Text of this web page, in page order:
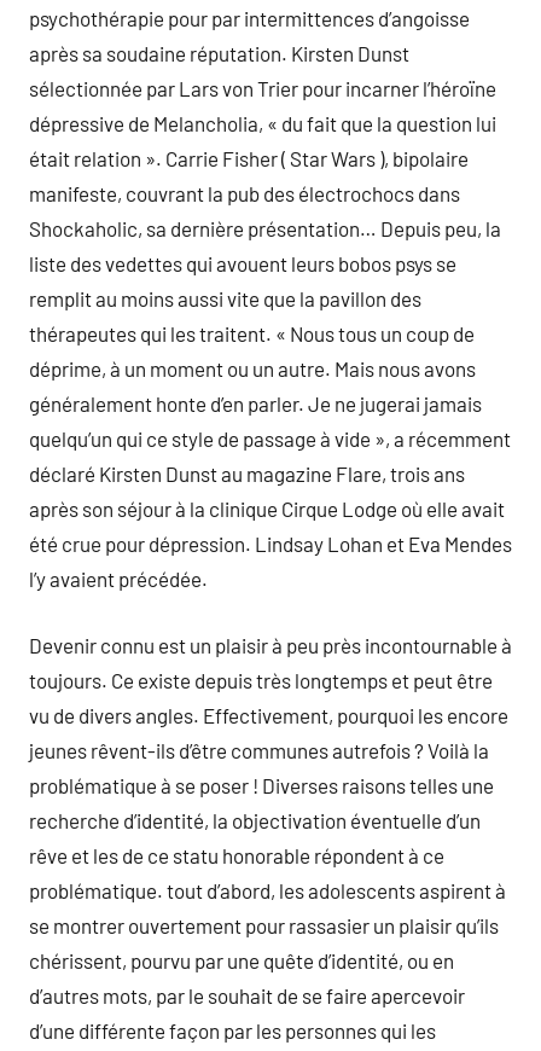
psychothérapie pour par intermittences d’angoisse
après sa soudaine réputation. Kirsten Dunst
sélectionnée par Lars von Trier pour incarner l’héroïne
dépressive de Melancholia, « du fait que la question lui
était relation ». Carrie Fisher ( Star Wars ), bipolaire
manifeste, couvrant la pub des électrochocs dans
Shockaholic, sa dernière présentation… Depuis peu, la
liste des vedettes qui avouent leurs bobos psys se
remplit au moins aussi vite que la pavillon des
thérapeutes qui les traitent. « Nous tous un coup de
déprime, à un moment ou un autre. Mais nous avons
généralement honte d’en parler. Je ne jugerai jamais
quelqu’un qui ce style de passage à vide », a récemment
déclaré Kirsten Dunst au magazine Flare, trois ans
après son séjour à la clinique Cirque Lodge où elle avait
été crue pour dépression. Lindsay Lohan et Eva Mendes
l’y avaient précédée.
Devenir connu est un plaisir à peu près incontournable à
toujours. Ce existe depuis très longtemps et peut être
vu de divers angles. Effectivement, pourquoi les encore
jeunes rêvent-ils d’être communes autrefois ? Voilà la
problématique à se poser ! Diverses raisons telles une
recherche d’identité, la objectivation éventuelle d’un
rêve et les de ce statu honorable répondent à ce
problématique. tout d’abord, les adolescents aspirent à
se montrer ouvertement pour rassasier un plaisir qu’ils
chérissent, pourvu par une quête d’identité, ou en
d’autres mots, par le souhait de se faire apercevoir
d’une différente façon par les personnes qui les